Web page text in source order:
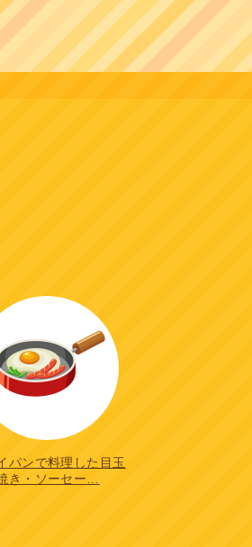
パンで料理した目玉
き・ソーセー…